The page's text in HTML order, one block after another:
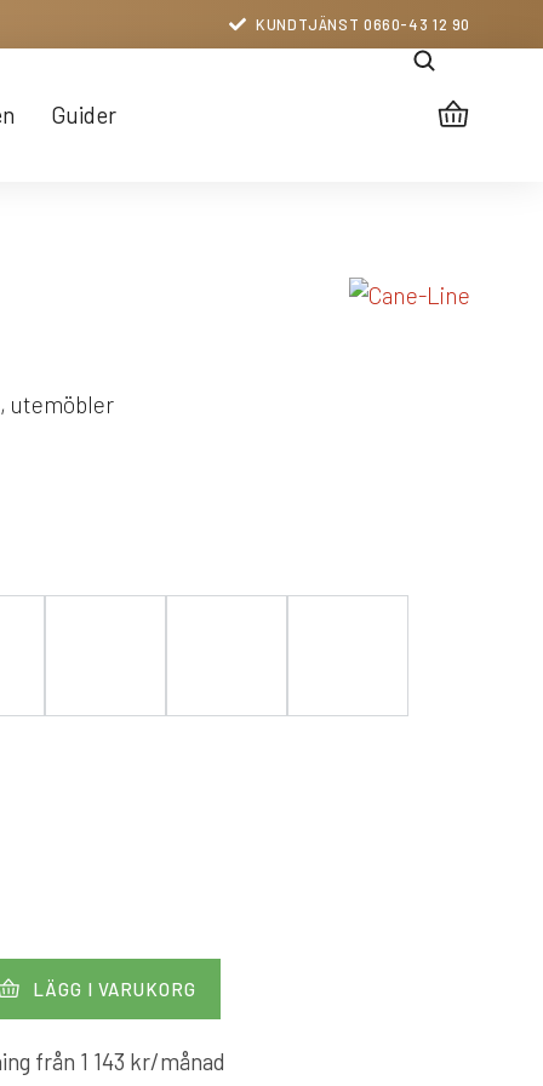
KUNDTJÄNST 0660-43 12 90
Guider
utemöbler
LÄGG I VARUKORG
från 1 143 kr/månad